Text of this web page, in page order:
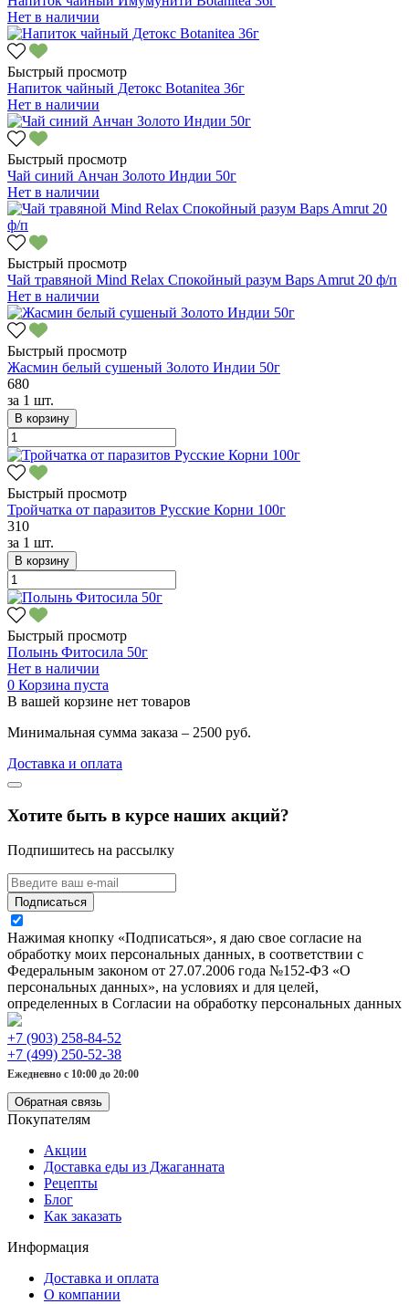
Нет в наличии
Быстрый просмотр
Напиток чайный Детокс Botanitea 36г
Нет в наличии
Быстрый просмотр
Чай синий Анчан Золото Индии 50г
Нет в наличии
Быстрый просмотр
Чай травяной Mind Relax Спокойный разум Baps Amrut 20 ф/п
Нет в наличии
Быстрый просмотр
Жасмин белый сушеный Золото Индии 50г
680
за 1 шт.
В корзину
Быстрый просмотр
Тройчатка от паразитов Русские Корни 100г
310
за 1 шт.
В корзину
Быстрый просмотр
Полынь Фитосила 50г
Нет в наличии
0 Корзина пуста
В вашей корзине нет товаров
Минимальная сумма заказа – 2500 руб.
Доставка и оплата
Хотите быть в курсе наших акций?
Подпишитесь на рассылку
Подписаться
Нажимая кнопку «Подписаться», я даю свое согласие на
обработку моих персональных данных, в соответствии с
Федеральным законом от 27.07.2006 года №152-ФЗ «О
персональных данных», на условиях и для целей,
определенных в Согласии на обработку персональных данных
+7 (903) 258-84-52
+7 (499) 250-52-38
Ежедневно с 10:00 до 20:00
Обратная связь
Покупателям
Акции
Доставка еды из Джаганната
Рецепты
Блог
Как заказать
Информация
Доставка и оплата
О компании